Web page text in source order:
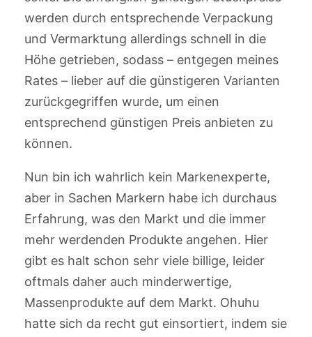
werden durch entsprechende Verpackung
und Vermarktung allerdings schnell in die
Höhe getrieben, sodass – entgegen meines
Rates – lieber auf die günstigeren Varianten
zurückgegriffen wurde, um einen
entsprechend günstigen Preis anbieten zu
können.
Nun bin ich wahrlich kein Markenexperte,
aber in Sachen Markern habe ich durchaus
Erfahrung, was den Markt und die immer
mehr werdenden Produkte angehen. Hier
gibt es halt schon sehr viele billige, leider
oftmals daher auch minderwertige,
Massenprodukte auf dem Markt. Ohuhu
hatte sich da recht gut einsortiert, indem sie